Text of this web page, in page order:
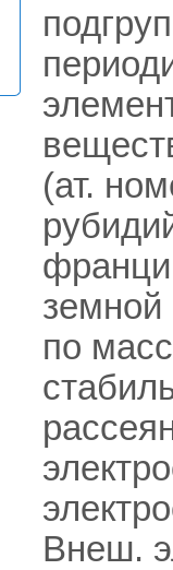
(ат.
земной
по
Внеш.